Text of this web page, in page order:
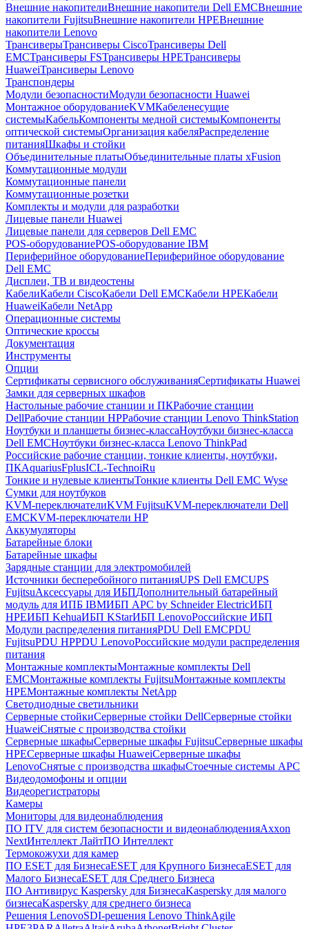
Внешние накопителиВнешние накопители Dell EMCВнешние
накопители FujitsuВнешние накопители HPEВнешние
накопители Lenovo
ТрансиверыТрансиверы CiscoТрансиверы Dell
EMCТрансиверы FSТрансиверы HPEТрансиверы
HuaweiТрансиверы Lenovo
Транспондеры
Модули безопасностиМодули безопасности Huawei
Монтажное оборудованиеKVMКабеленесущие
системыКабельКомпоненты медной системыКомпоненты
оптической системыОрганизация кабеляРаспределение
питанияШкафы и стойки
Объединительные платыОбъединительные платы xFusion
Коммутационные модули
Коммутационные панели
Коммутационные розетки
Комплекты и модули для разработки
Лицевые панели Huawei
Лицевые панели для серверов Dell EMC
POS-оборудованиеPOS-оборудование IBM
Периферийное оборудованиеПериферийное оборудование
Dell EMC
Дисплеи, ТВ и видеостены
КабелиКабели CiscoКабели Dell EMCКабели HPEКабели
HuaweiКабели NetApp
Операционные системы
Оптические кроссы
Документация
Инструменты
Опции
Сертификаты сервисного обслуживанияСертификаты Huawei
Замки для серверных шкафов
Настольные рабочие станции и ПКРабочие станции
DellРабочие станции HPРабочие станции Lenovo ThinkStation
Ноутбуки и планшеты бизнес-классаНоутбуки бизнес-класса
Dell EMCНоутбуки бизнес-класса Lenovo ThinkPad
Российские рабочие станции, тонкие клиенты, ноутбуки,
ПКAquariusFplusICL-TechnoiRu
Тонкие и нулевые клиентыТонкие клиенты Dell EMC Wyse
Сумки для ноутбуков
KVM-переключателиKVM FujitsuKVM-переключатели Dell
EMCKVM-переключатели HP
Аккумуляторы
Батарейные блоки
Батарейные шкафы
Зарядные станции для электромобилей
Источники бесперебойного питанияUPS Dell EMCUPS
FujitsuАксессуары для ИБПДополнительный батарейный
модуль для ИПБ IBMИБП APC by Schneider ElectricИБП
HPEИБП KehuaИБП KStarИБП LenovoРоссийские ИБП
Модули распределения питанияPDU Dell EMCPDU
FujitsuPDU HPPDU LenovoРоссийские модули распределения
питания
Монтажные комплектыМонтажные комплекты Dell
EMCМонтажные комплекты FujitsuМонтажные комплекты
HPEМонтажные комплекты NetApp
Светодиодные светильники
Серверные стойкиСерверные стойки DellСерверные стойки
HuaweiСнятые с производства стойки
Серверные шкафыСерверные шкафы FujitsuСерверные шкафы
HPEСерверные шкафы HuaweiСерверные шкафы
LenovoСнятые с производства шкафыСтоечные системы APC
Видеодомофоны и опции
Видеорегистраторы
Камеры
Мониторы для видеонаблюдения
ПО ITV для систем безопасности и видеонаблюденияAxxon
NextИнтеллект ЛайтПО Интеллект
Термокожухи для камер
ПО ESET для БизнесаESET для Крупного БизнесаESET для
Малого БизнесаESET для Среднего Бизнеса
ПО Антивирус Kaspersky для БизнесаKaspersky для малого
бизнесаKaspersky для среднего бизнеса
Решения LenovoSDI-решения Lenovo ThinkAgile